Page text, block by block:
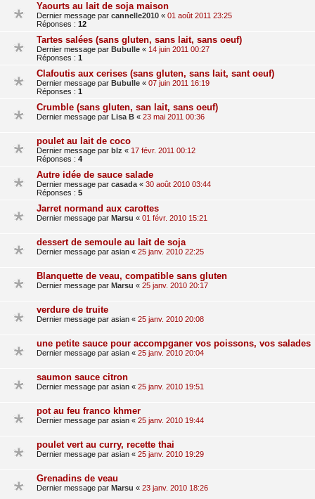
Yaourts au lait de soja maison
Dernier message par cannelle2010 « 01 août 2011 23:25
Réponses : 12
Tartes salées (sans gluten, sans lait, sans oeuf)
Dernier message par Bubulle « 14 juin 2011 00:27
Réponses : 1
Clafoutis aux cerises (sans gluten, sans lait, sant oeuf)
Dernier message par Bubulle « 07 juin 2011 16:19
Réponses : 1
Crumble (sans gluten, san lait, sans oeuf)
Dernier message par Lisa B « 23 mai 2011 00:36
poulet au lait de coco
Dernier message par blz « 17 févr. 2011 00:12
Réponses : 4
Autre idée de sauce salade
Dernier message par casada « 30 août 2010 03:44
Réponses : 5
Jarret normand aux carottes
Dernier message par Marsu « 01 févr. 2010 15:21
dessert de semoule au lait de soja
Dernier message par asian « 25 janv. 2010 22:25
Blanquette de veau, compatible sans gluten
Dernier message par Marsu « 25 janv. 2010 20:17
verdure de truite
Dernier message par asian « 25 janv. 2010 20:08
une petite sauce pour accompganer vos poissons, vos salades
Dernier message par asian « 25 janv. 2010 20:04
saumon sauce citron
Dernier message par asian « 25 janv. 2010 19:51
pot au feu franco khmer
Dernier message par asian « 25 janv. 2010 19:44
poulet vert au curry, recette thai
Dernier message par asian « 25 janv. 2010 19:29
Grenadins de veau
Dernier message par Marsu « 23 janv. 2010 18:26